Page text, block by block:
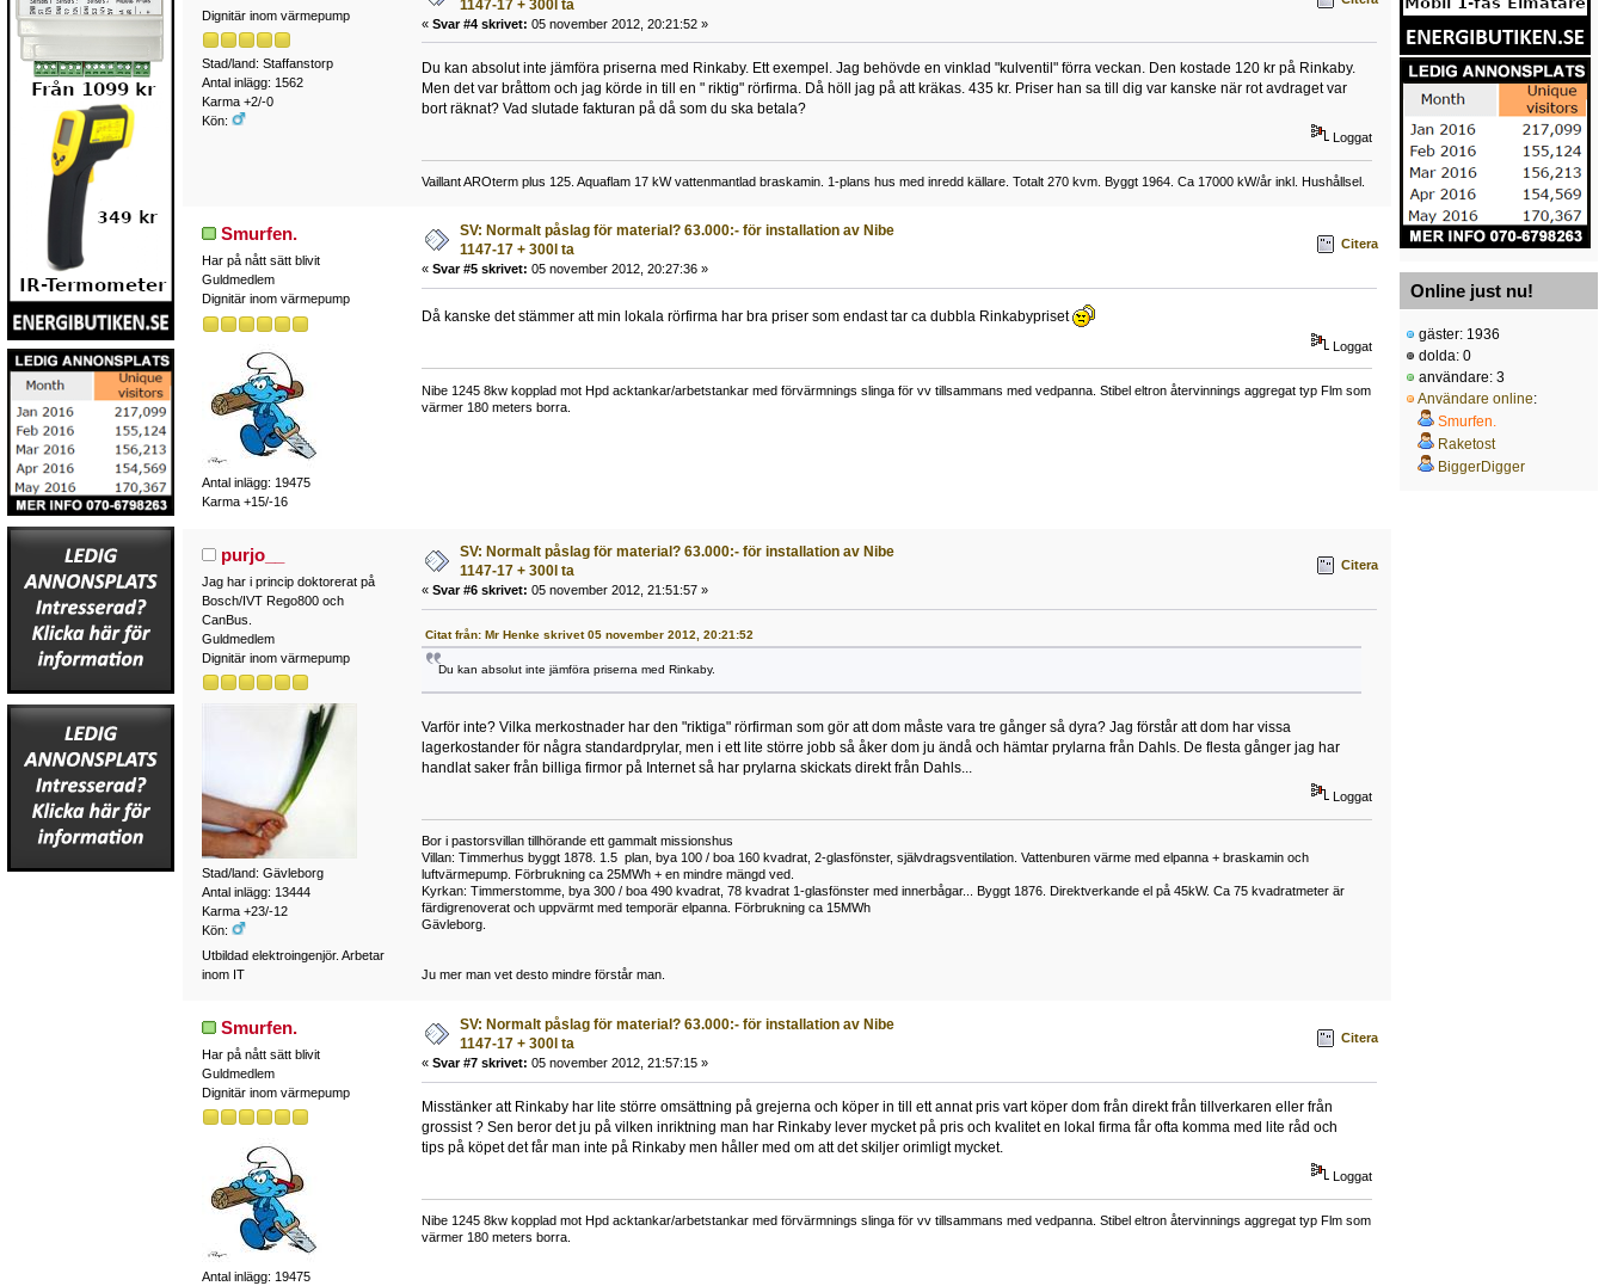
Dignitär inom värmepump
Stad/land: Staffanstorp
Antal inlägg: 1562
Karma +2/-0
Kön:
1147-17 + 300l ta
« Svar #4 skrivet: 05 november 2012, 20:21:52 »
Du kan absolut inte jämföra priserna med Rinkaby. Ett exempel. Jag behövde en vinklad "kulventil" förra veckan. Den kostade 120 kr på Rinkaby.
Men det var bråttom och jag körde in till en " riktig" rörfirma. Då höll jag på att kräkas. 435 kr. Priser han sa till dig var kanske när rot avdraget var
bort räknat? Vad slutade fakturan på då som du ska betala?
Loggat
Vaillant AROterm plus 125. Aquaflam 17 kW vattenmantlad braskamin. 1-plans hus med inredd källare. Totalt 270 kvm. Byggt 1964. Ca 17000 kW/år inkl. Hushållsel.
Smurfen.
Har på nått sätt blivit
Guldmedlem
Dignitär inom värmepump
Antal inlägg: 19475
Karma +15/-16
SV: Normalt påslag för material? 63.000:- för installation av Nibe
1147-17 + 300l ta
« Svar #5 skrivet: 05 november 2012, 20:27:36 »
Citera
Då kanske det stämmer att min lokala rörfirma har bra priser som endast tar ca dubbla Rinkabypriset
Loggat
Nibe 1245 8kw kopplad mot Hpd acktankar/arbetstankar med förvärmnings slinga för vv tillsammans med vedpanna. Stibel eltron återvinnings aggregat typ Flm som
värmer 180 meters borra.
purjo__
Jag har i princip doktorerat på
Bosch/IVT Rego800 och
CanBus.
Guldmedlem
Dignitär inom värmepump
Stad/land: Gävleborg
Antal inlägg: 13444
Karma +23/-12
Kön:
Utbildad elektroingenjör. Arbetar
inom IT
SV: Normalt påslag för material? 63.000:- för installation av Nibe
1147-17 + 300l ta
« Svar #6 skrivet: 05 november 2012, 21:51:57 »
Citera
Citat från: Mr Henke skrivet 05 november 2012, 20:21:52
Du kan absolut inte jämföra priserna med Rinkaby.
Varför inte? Vilka merkostnader har den "riktiga" rörfirman som gör att dom måste vara tre gånger så dyra? Jag förstår att dom har vissa
lagerkostander för några standardprylar, men i ett lite större jobb så åker dom ju ändå och hämtar prylarna från Dahls. De flesta gånger jag har
handlat saker från billiga firmor på Internet så har prylarna skickats direkt från Dahls...
Loggat
Bor i pastorsvillan tillhörande ett gammalt missionshus
Villan: Timmerhus byggt 1878. 1.5 plan, bya 100 / boa 160 kvadrat, 2-glasfönster, självdragsventilation. Vattenburen värme med elpanna + braskamin och
luftvärmepump. Förbrukning ca 25MWh + en mindre mängd ved.
Kyrkan: Timmerstomme, bya 300 / boa 490 kvadrat, 78 kvadrat 1-glasfönster med innerbågar... Byggt 1876. Direktverkande el på 45kW. Ca 75 kvadratmeter är
färdigrenoverat och uppvärmt med temporär elpanna. Förbrukning ca 15MWh
Gävleborg.
Ju mer man vet desto mindre förstår man.
Smurfen.
Har på nått sätt blivit
Guldmedlem
Dignitär inom värmepump
Antal inlägg: 19475
SV: Normalt påslag för material? 63.000:- för installation av Nibe
1147-17 + 300l ta
« Svar #7 skrivet: 05 november 2012, 21:57:15 »
Citera
Misstänker att Rinkaby har lite större omsättning på grejerna och köper in till ett annat pris vart köper dom från direkt från tillverkaren eller från
grossist ? Sen beror det ju på vilken inriktning man har Rinkaby lever mycket på pris och kvalitet en lokal firma får ofta komma med lite råd och
tips på köpet det får man inte på Rinkaby men håller med om att det skiljer orimligt mycket.
Loggat
Nibe 1245 8kw kopplad mot Hpd acktankar/arbetstankar med förvärmnings slinga för vv tillsammans med vedpanna. Stibel eltron återvinnings aggregat typ Flm som
värmer 180 meters borra.
Online just nu!
gäster: 1936
dolda: 0
användare: 3
Användare online:
Smurfen.
Raketost
BiggerDigger